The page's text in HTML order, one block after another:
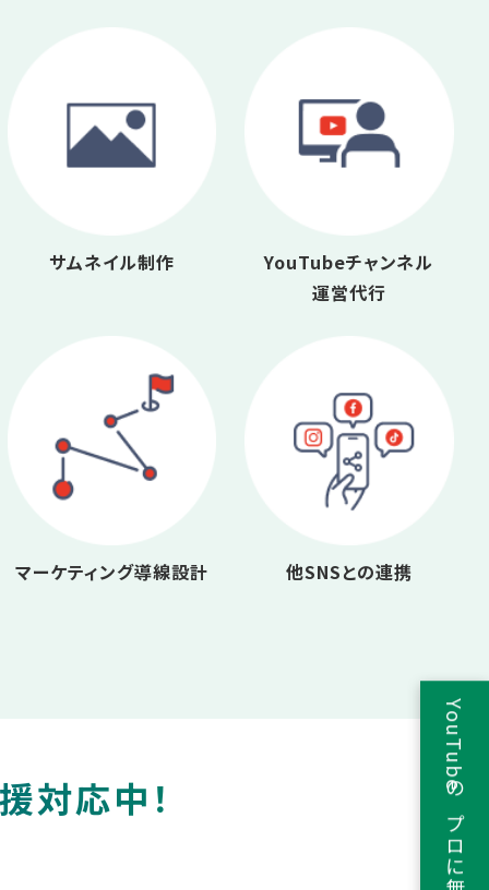
サムネイル制作
YouTubeチャンネル
運営代行
マーケティング導線設計 他SNSとの連携
対応中！ YouTubeのプロに無料相談